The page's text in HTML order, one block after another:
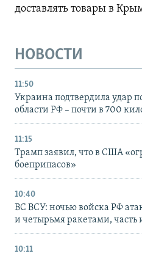
доставлять товары в
НОВОСТИ
11:50
Украина подтвердила удар
области РФ – почти в 700
11:15
Трамп заявил, что в США
боеприпасов»
10:40
ВС ВСУ: ночью войска РФ
и четырьмя ракетами, часть
10:11